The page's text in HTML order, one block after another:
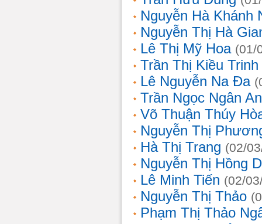
Nguyễn Hà Khánh
Nguyễn Thị Hà
Lê Thị Mỹ Hoa (01/
Trần Thị Kiều Trinh
Lê Nguyễn Na Đa
Trần Ngọc Ngân
Võ Thuận Thúy
Nguyễn Thị
Hà Thị Trang (02/
Nguyễn Thị Hồng
Lê Minh Tiến (02/
Nguyễn Thị Thảo
Phạm Thị Thảo